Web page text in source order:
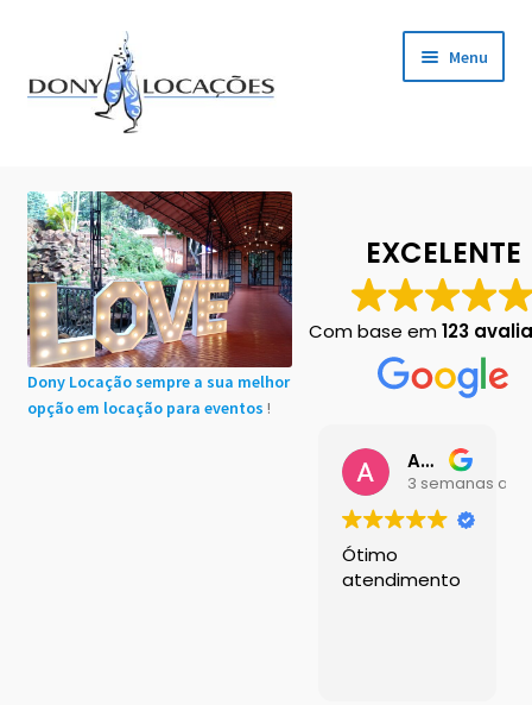
para
navegação
para
o
Menu
Cadastro de Clientes
Carrinho
Chácaras em Botucatu
Contact
Dony Locação sempre a sua melhor
opção em locação para eventos !
EXCELENTE
Com base em123
Ana Buttini
3 semanas
Ótimo
atendimento